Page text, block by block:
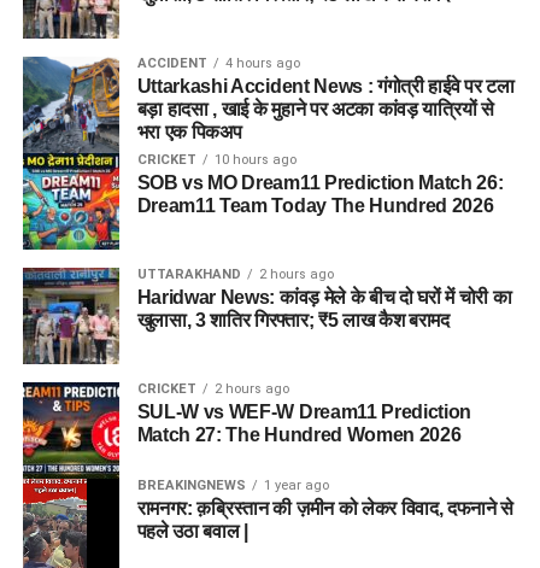
ACCIDENT 4 hours ago
Uttarkashi Accident News : गंगोत्री हाईवे पर टला
बड़ा हादसा , खाई के मुहाने पर अटका कांवड़ यात्रियों से
भरा एक पिकअप
CRICKET 10 hours ago
SOB vs MO Dream11 Prediction Match 26:
Dream11 Team Today The Hundred 2026
UTTARAKHAND 2 hours ago
Haridwar News: कांवड़ मेले के बीच दो घरों में चोरी का
खुलासा, 3 शातिर गिरफ्तार; ₹5 लाख कैश बरामद
CRICKET 2 hours ago
SUL-W vs WEF-W Dream11 Prediction
Match 27: The Hundred Women 2026
BREAKINGNEWS 1 year ago
रामनगर: क़ब्रिस्तान की ज़मीन को लेकर विवाद, दफनाने से
पहले उठा बवाल |